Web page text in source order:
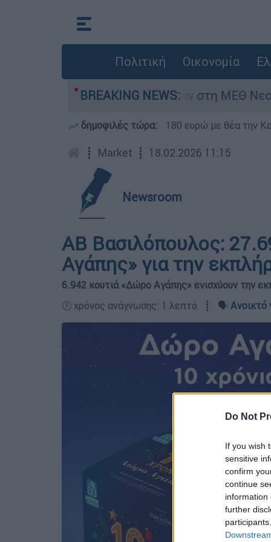
Do Not
If you wish
sensitive
confirm
continue
information
further
Πολιτική Οικονομία
BREAKING NEWS:
8 ημερών - Νοσηλευόταν στη ΜΕΘ Νεογνών
δημοφιλές τώρα: 180 ευρώ με θέα την
┋ Market ┋ 18.02.2026 11:15
Newsroom
ΑΒ Βασιλόπουλος:
Αγάπης» για την
6.942 κουτιά «Δώρο Αγάπης» ενισχύουν την
🕛 χρόνος ανάγνωσης: 1 λεπτό ┋ 🗣️ Ανοικτό